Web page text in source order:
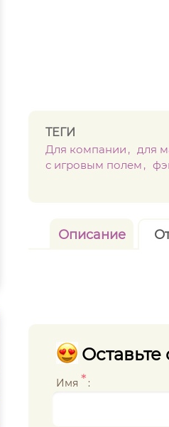
ТЕГИ
Для компании
для
с игровым полем
Описание
Оставьте
Имя * :